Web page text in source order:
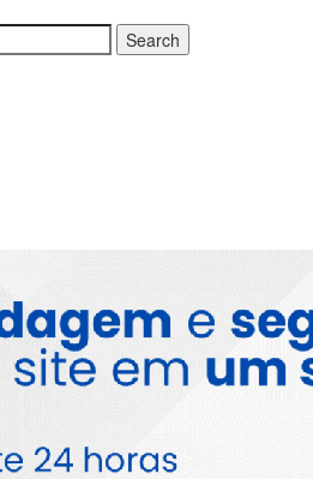
Search